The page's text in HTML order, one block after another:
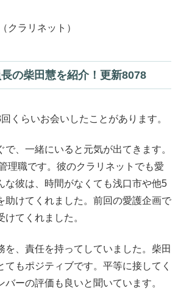
ラリネット）
の柴田慧を紹介！更新8078
くらいお会いしたことがあります。
で、一緒にいると元気が出てきます。
理職です。彼のクラリネットでも愛
な彼は、時間がなくても浅口市や他5
助けてくれました。前回の愛護企画で
てくれました。
を、責任を持ってしていました。柴田
てもポジティブです。平等に接してく
バーの評価も良いと聞いています。